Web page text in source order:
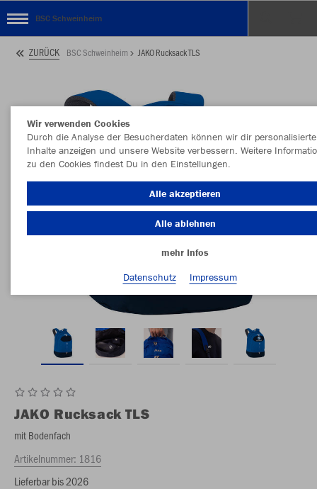
BSC Schweinheim
ZURÜCK BSC Schweinheim JAKO Rucksack TLS
JAKO Rucksack TLS
mit Bodenfach
Artikelnummer: 1816
Lieferbar bis 2026
Wir verwenden Cookies
Durch die Analyse der Besucherdaten können wir dir personalisierte
Inhalte anzeigen und unsere Website verbessern. Weitere
zu den Cookies findest Du in den Einstellungen.
Alle akzeptieren
Alle ablehnen
mehr Infos
Datenschutz
Impressum